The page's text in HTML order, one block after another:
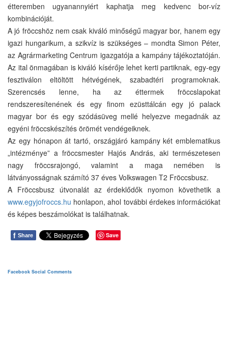
étteremben ugyanannyiért kaphatja meg kedvenc bor-víz
kombinációját.
A jó fröccshöz nem csak kiváló minőségű magyar bor, hanem egy
igazi hungarikum, a szikvíz is szükséges – mondta Simon Péter,
az Agrármarketing Centrum igazgatója a kampány tájékoztatóján.
Az ital önmagában is kiváló kísérője lehet kerti partiknak, egy-egy
fesztiválon eltöltött hétvégének, szabadtéri programoknak.
Szerencsés lenne, ha az éttermek fröccslapokat
rendszeresítenének és egy finom ezüsttálcán egy jó palack
magyar bor és egy szódásüveg mellé helyezve megadnák az
egyéni fröccskészítés örömét vendégeiknek.
Az egy hónapon át tartó, országjáró kampány két emblematikus
„intézménye” a fröccsmester Hajós András, aki természetesen
nagy fröccsrajongó, valamint a maga nemében is
látványosságnak számító 37 éves Volkswagen T2 Fröccsbusz.
A Fröccsbusz útvonalát az érdeklődők nyomon követhetik a
www.egyjofroccs.hu honlapon, ahol további érdekes információkat
és képes beszámolókat is találhatnak.
f Share Save
Facebook Social Comments